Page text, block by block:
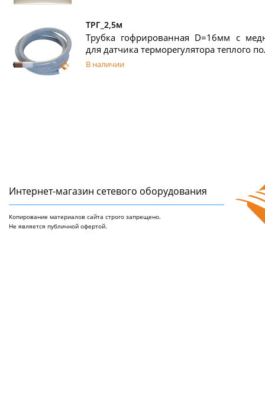
ТРГ_2,5м
Трубка гофрированная D=16мм с
для датчика терморегулятора теплого
В наличии
Интернет-магазин сетeвого оборудования
Копирование материалов сайта строго запрещено.
Не является публичной офертой.